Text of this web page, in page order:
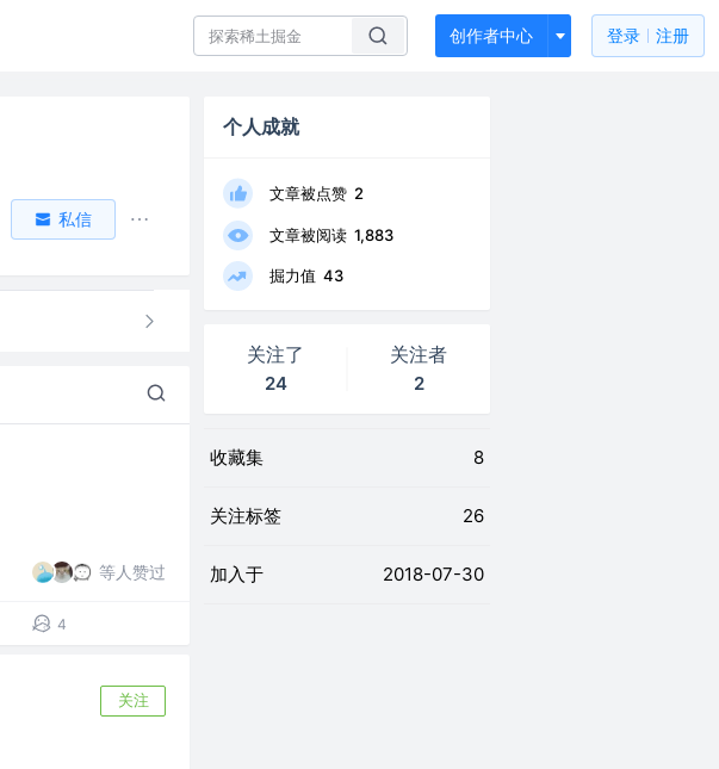
创作者中心 登录 注册
私信
等人赞过
4
关注
个人成就
文章被点赞 2
文章被阅读 1,883
掘力值 43
关注了
24
关注者
2
收藏集 8
关注标签 26
加入于 2018-07-30